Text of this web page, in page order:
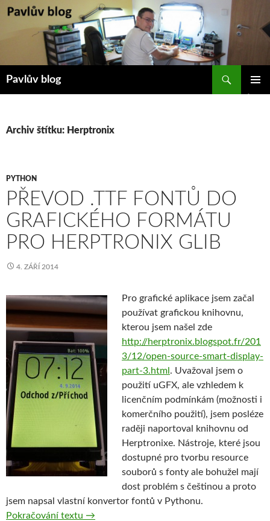
Přejít
Pavlův blog
Archiv štítku: Herptronix
PYTHON
PŘEVOD .TTF FONTŮ DO
GRAFICKÉHO FORMÁTU
PRO HERPTRONIX GLIB
4. ZÁŘÍ 2014
Pro grafické aplikace jsem začal
používat grafickou knihovnu,
kterou jsem našel zde
http://herptronix.blogspot.fr/201
3/12/open-source-smart-display-
part-3.html . Uvažoval jsem o
použití uGFX, ale vzhledem k
licenčním podmínkám (možnosti i
komerčního použití), jsem posléze
raději naportoval knihovnu od
Herptronixe. Nástroje, které jsou
dostupné pro tvorbu resource
souborů s fonty ale bohužel mají
dost problém s češtinou a proto
jsem napsal vlastní konvertor fontů v Pythonu.
Pokračování textu Převod .TTF fontů do grafického formátu
→